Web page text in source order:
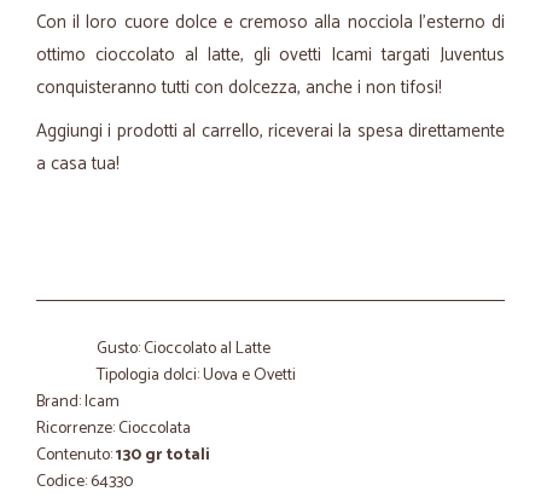
Con il loro cuore dolce e cremoso alla nocciola l'esterno di
ottimo cioccolato al latte, gli ovetti Icami targati Juventus
conquisteranno tutti con dolcezza, anche i non tifosi!
Aggiungi i prodotti al carrello, riceverai la spesa direttamente
a casa tua!
Gusto: Cioccolato al Latte
Tipologia dolci: Uova e Ovetti
Brand: Icam
Ricorrenze: Cioccolata
Contenuto:130 gr totali
Codice: 64330